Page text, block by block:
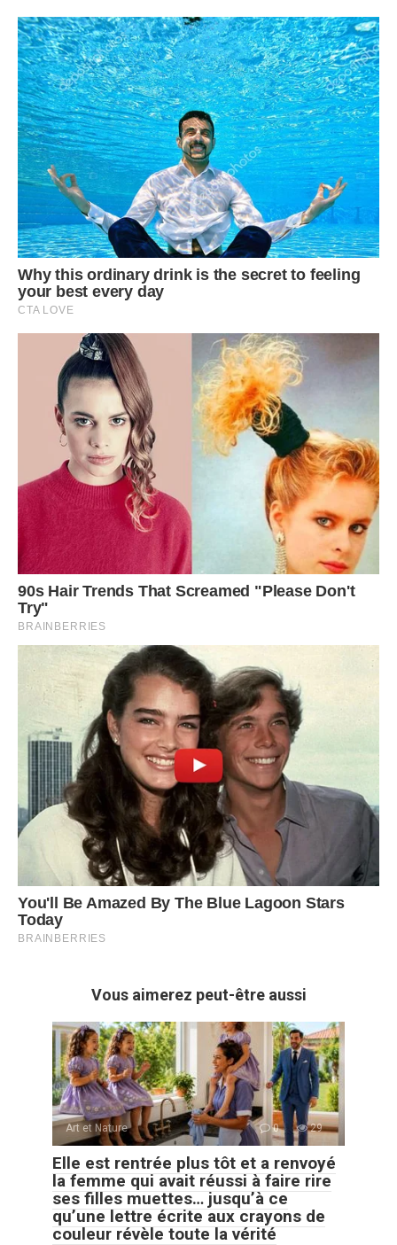
Vous aimerez peut-être aussi
Art et Nature 0 29
Elle est rentrée plus tôt et a renvoyé
la femme qui avait réussi à faire rire
ses filles muettes… jusqu’à ce
qu’une lettre écrite aux crayons de
couleur révèle toute la vérité